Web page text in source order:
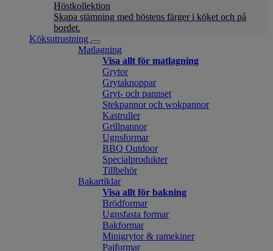
Höstkollektion
Skapa stämning med höstens färger i köket och på
bordet.
Köksutrustning
Matlagning
Visa allt för matlagning
Grytor
Grytaknoppar
Gryt- och pannset
Stekpannor och wokpannor
Kastruller
Grillpannor
Ugnsformar
BBQ Outdoor
Specialprodukter
Tillbehör
Bakartiklar
Visa allt för bakning
Brödformar
Ugnsfasta formar
Bakformar
Minigrytor & ramekiner
Pajformar